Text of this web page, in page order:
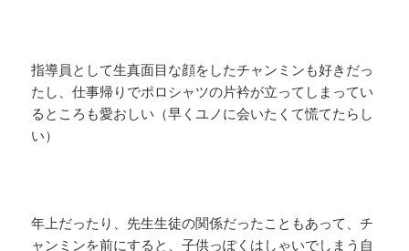
指導員として生真面目な顔をしたチャンミンも好きだっ
たし、仕事帰りでポロシャツの片衿が立ってしまってい
るところも愛おしい（早くユノに会いたくて慌てたらし
い）
年上だったり、先生生徒の関係だったこともあって、チ
ャンミンを前にすると、子供っぽくはしゃいでしまう自